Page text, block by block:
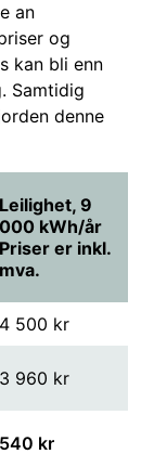
an
og
kan bli enn
Samtidig
denne
Leilighet, 9
000 kWh/år
Priser er inkl.
mva.
4 500 kr
3 960 kr
540 kr